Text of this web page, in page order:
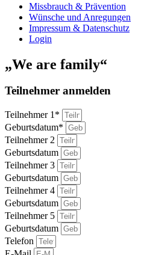
Missbrauch & Prävention
Wünsche und Anregungen
Impressum & Datenschutz
Login
„We are family“
Teilnehmer anmelden
Teilnehmer 1*
Geburtsdatum*
Teilnehmer 2
Geburtsdatum
Teilnehmer 3
Geburtsdatum
Teilnehmer 4
Geburtsdatum
Teilnehmer 5
Geburtsdatum
Telefon